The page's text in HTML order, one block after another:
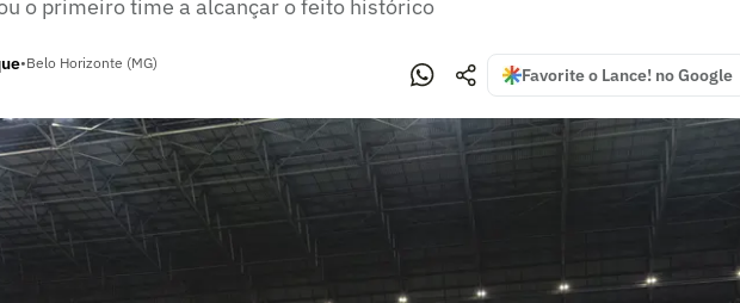
o primeiro time a alcançar o feito histórico
•Belo Horizonte (MG)
Favorite o Lance! no Google